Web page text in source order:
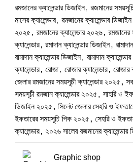
রমজানের ক্যালেন্ডার ডিজাইন, রজমানের
মাসের ক্যালেন্ডার, রমজানের ক্যালেন্ডার
২০২৫ , রমজানের ক্যালেন্ডার ২০২৬,
ক্যালেন্ডার, রমাদান ক্যালেন্ডার ডিজাইন, রামাদান
রামাদান ক্যালেন্ডার ডিজাইন, রামাদান
ক্যালেন্ডার, রোজা, রোজার ক্যালেন্ডার, রোজার
জেলার রমজানের সময়সূচী ক্যালেন্ডার ২০২৫ ,
সময়সূচী রমজান ক্যালেন্ডার ২০২৫ , সাহরি ও
ডিজাইন ২০২৫ , সিলেট জেলার সেহরি ও
ইফতারের সময়সূচি পিক ২০২৫ , সেহরি ও
ক্যালেন্ডার, ২০২৬ সালের রজমানের ক্যালেন্ডার
Graphic shop